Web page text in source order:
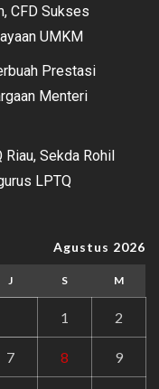
CFD Sukses
UMKM
Prestasi
Menteri
Sekda Rohil
LPTQ
Agustus 2026
J S M
1 2
7 8 9